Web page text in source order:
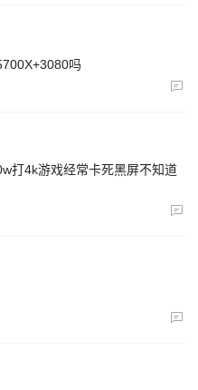
吗
打4k游戏经常卡死黑屏不知道